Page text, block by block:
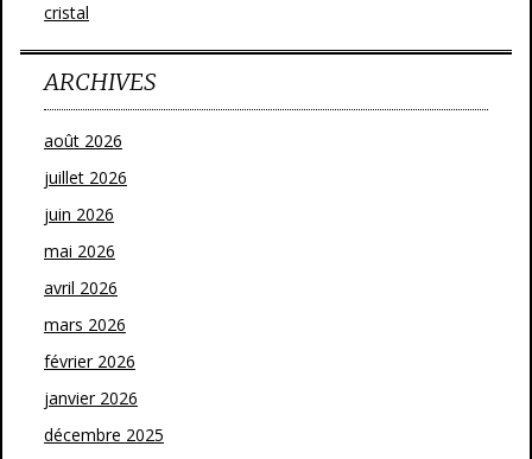
cristal
ARCHIVES
août 2026
juillet 2026
juin 2026
mai 2026
avril 2026
mars 2026
février 2026
janvier 2026
décembre 2025